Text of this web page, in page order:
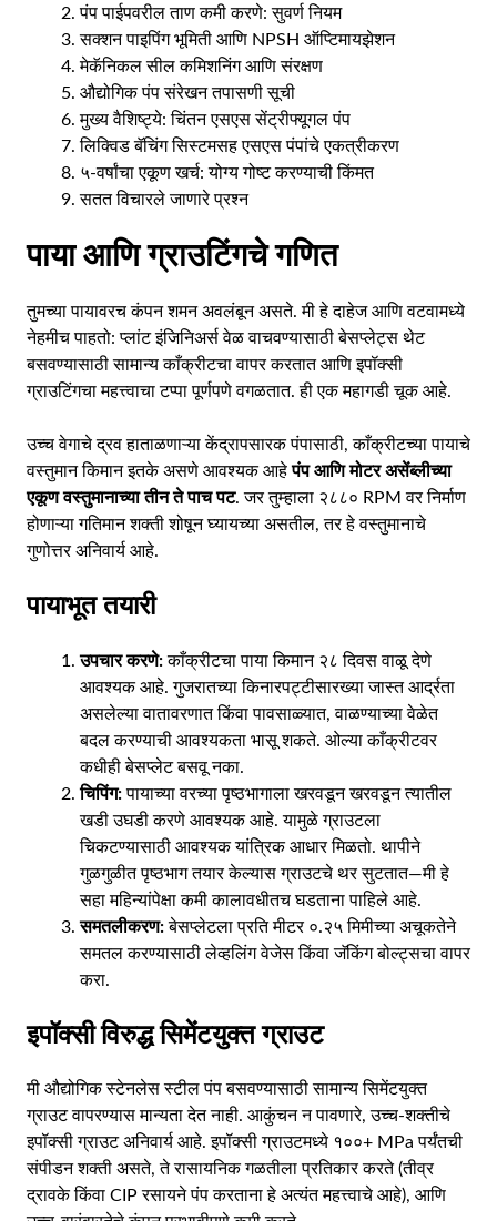
पंप पाईपवरील ताण कमी करणे: सुवर्ण नियम
सक्शन पाइपिंग भूमिती आणि NPSH ऑप्टिमायझेशन
मेकॅनिकल सील कमिशनिंग आणि संरक्षण
औद्योगिक पंप संरेखन तपासणी सूची
मुख्य वैशिष्ट्ये: चिंतन एसएस सेंट्रीफ्यूगल पंप
लिक्विड बॅचिंग सिस्टमसह एसएस पंपांचे एकत्रीकरण
५-वर्षांचा एकूण खर्च: योग्य गोष्ट करण्याची किंमत
सतत विचारले जाणारे प्रश्न
पाया आणि ग्राउटिंगचे गणित
तुमच्या पायावरच कंपन शमन अवलंबून असते. मी हे दाहेज आणि वटवामध्ये
नेहमीच पाहतो: प्लांट इंजिनिअर्स वेळ वाचवण्यासाठी बेसप्लेट्स थेट
बसवण्यासाठी सामान्य काँक्रीटचा वापर करतात आणि इपॉक्सी
ग्राउटिंगचा महत्त्वाचा टप्पा पूर्णपणे वगळतात. ही एक महागडी चूक आहे.
उच्च वेगाचे द्रव हाताळणाऱ्या केंद्रापसारक पंपासाठी, काँक्रीटच्या पायाचे
वस्तुमान किमान इतके असणे आवश्यक आहेपंप आणि मोटर असेंब्लीच्या
एकूण वस्तुमानाच्या तीन ते पाच पट. जर तुम्हाला २८८० RPM वर निर्माण
होणाऱ्या गतिमान शक्ती शोषून घ्यायच्या असतील, तर हे वस्तुमानाचे
गुणोत्तर अनिवार्य आहे.
पायाभूत तयारी
उपचार करणे:काँक्रीटचा पाया किमान २८ दिवस वाळू देणे
आवश्यक आहे. गुजरातच्या किनारपट्टीसारख्या जास्त आर्द्रता
असलेल्या वातावरणात किंवा पावसाळ्यात, वाळण्याच्या वेळेत
बदल करण्याची आवश्यकता भासू शकते. ओल्या काँक्रीटवर
कधीही बेसप्लेट बसवू नका.
चिपिंग:पायाच्या वरच्या पृष्ठभागाला खरवडून खरवडून त्यातील
खडी उघडी करणे आवश्यक आहे. यामुळे ग्राउटला
चिकटण्यासाठी आवश्यक यांत्रिक आधार मिळतो. थापीने
गुळगुळीत पृष्ठभाग तयार केल्यास ग्राउटचे थर सुटतात—मी हे
सहा महिन्यांपेक्षा कमी कालावधीतच घडताना पाहिले आहे.
समतलीकरण:बेसप्लेटला प्रति मीटर ०.२५ मिमीच्या अचूकतेने
समतल करण्यासाठी लेव्हलिंग वेजेस किंवा जॅकिंग बोल्ट्सचा वापर
करा.
इपॉक्सी विरुद्ध सिमेंटयुक्त ग्राउट
मी औद्योगिक स्टेनलेस स्टील पंप बसवण्यासाठी सामान्य सिमेंटयुक्त
ग्राउट वापरण्यास मान्यता देत नाही. आकुंचन न पावणारे, उच्च-शक्तीचे
इपॉक्सी ग्राउट अनिवार्य आहे. इपॉक्सी ग्राउटमध्ये १००+ MPa पर्यंतची
संपीडन शक्ती असते, ते रासायनिक गळतीला प्रतिकार करते (तीव्र
द्रावके किंवा CIP रसायने पंप करताना हे अत्यंत महत्त्वाचे आहे), आणि